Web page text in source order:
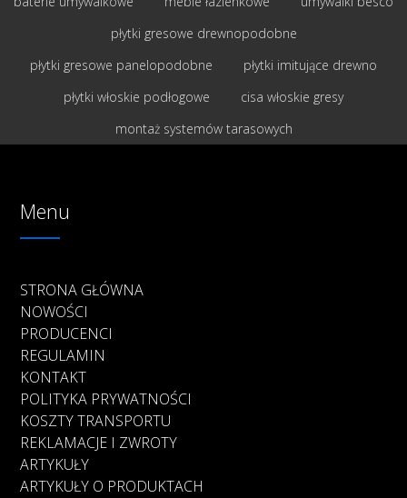
płytki gresowe drewnopodobne
płytki gresowe panelopodobne
płytki imitujące drewno
płytki włoskie podłogowe
cisa włoskie gresy
montaż systemów tarasowych
Menu
STRONA GŁÓWNA
NOWOŚCI
PRODUCENCI
REGULAMIN
KONTAKT
POLITYKA PRYWATNOŚCI
KOSZTY TRANSPORTU
REKLAMACJE I ZWROTY
ARTYKUŁY
ARTYKUŁY O PRODUKTACH